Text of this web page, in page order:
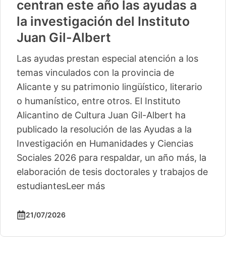
centran este año las ayudas a
la investigación del Instituto
Juan Gil-Albert
Las ayudas prestan especial atención a los
temas vinculados con la provincia de
Alicante y su patrimonio lingüístico, literario
o humanístico, entre otros. El Instituto
Alicantino de Cultura Juan Gil-Albert ha
publicado la resolución de las Ayudas a la
Investigación en Humanidades y Ciencias
Sociales 2026 para respaldar, un año más, la
elaboración de tesis doctorales y trabajos de
estudiantesLeer más
21/07/2026